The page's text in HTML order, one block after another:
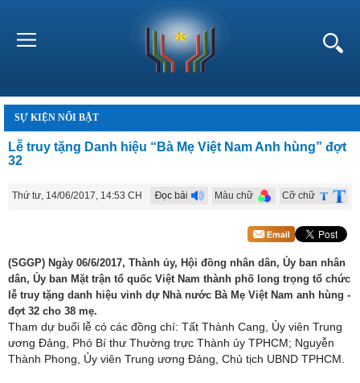
SỰ KIỆN NỔI BẬT
Lễ truy tặng Danh hiệu “Bà Mẹ Việt Nam Anh hùng” đợt
32
Thứ tư, 14/06/2017, 14:53 CH Cỡ chữ
Màu chữ
(SGGP) Ngày 06/6/2017, Thành ủy, Hội đồng nhân dân, Ủy ban nhân
dân, Ủy ban Mặt trận tổ quốc Việt Nam thành phố long trọng tổ chức
lễ truy tặng danh hiệu vinh dự Nhà nước Bà Mẹ Việt Nam anh hùng -
đợt 32 cho 38 mẹ.
Tham dự buổi lễ có các đồng chí: Tất Thành Cang, Ủy viên Trung
ương Đảng, Phó Bí thư Thường trực Thành ủy TPHCM; Nguyễn
Thành Phong, Ủy viên Trung ương Đảng, Chủ tịch UBND TPHCM.